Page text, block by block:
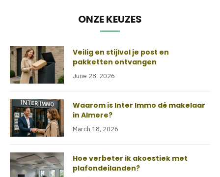
ONZE KEUZES
Veilig en stijlvol je post en
pakketten ontvangen
June 28, 2026
Waarom is Inter Immo dé makelaar
in Almere?
March 18, 2026
Hoe verbeter ik akoestiek met
plafondeilanden?